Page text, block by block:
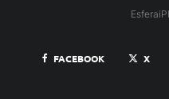
FACEBOOK X